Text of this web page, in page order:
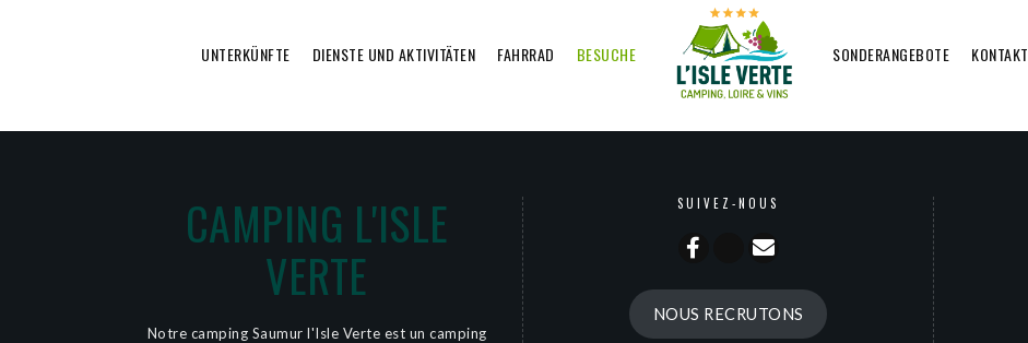
UNTERKÜNFTE DIENSTE UND AKTIVITÄTEN FAHRRAD BESUCHE SONDERANGEBOTE KONTAKT
CAMPING L'ISLE
VERTE
Notre camping Saumur l'Isle Verte est un camping
SUIVEZ-NOUS
NOUS RECRUTONS